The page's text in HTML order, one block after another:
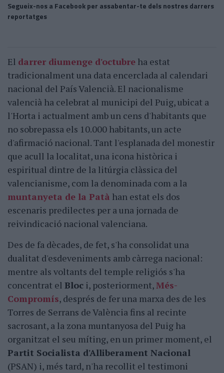
Segueix-nos a Facebook per assabentar-te dels nostres darrers
reportatges
El darrer diumenge d'octubre ha estat
tradicionalment una data encerclada al calendari
nacional del País Valencià. El nacionalisme
valencià ha celebrat al municipi del Puig, ubicat a
l'Horta i actualment amb un cens d'habitants que
no sobrepassa els 10.000 habitants, un acte
d'afirmació nacional. Tant l'esplanada del monestir
que acull la localitat, una icona històrica i
espiritual dintre de la litúrgia clàssica del
valencianisme, com la denominada com a la
muntanyeta de la Patà han estat els dos
escenaris predilectes per a una jornada de
reivindicació nacional valenciana.
Des de fa dècades, de fet, s'ha consolidat una
dualitat d'esdeveniments amb càrrega nacional:
mentre als voltants del temple religiós s'ha
concentrat el Bloc i, posteriorment,Més-
Compromís, després de fer una marxa des de les
Torres de Serrans de València fins al recinte
sacrosant, a la zona muntanyosa del Puig ha
organitzat el seu míting, en un primer moment, el
Partit Socialista d'Alliberament Nacional
(PSAN) i, més tard, n'ha recollit el testimoni